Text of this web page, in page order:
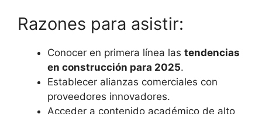
Razones para asistir:
Conocer en primera línea las tendencias
en construcción para 2025.
Establecer alianzas comerciales con
proveedores innovadores.
Acceder a contenido académico de alto